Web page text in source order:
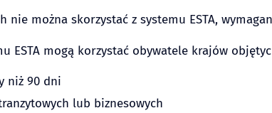
można skorzystać z systemu ESTA,
ESTA mogą korzystać obywatele krajów
niż 90 dni
lub biznesowych